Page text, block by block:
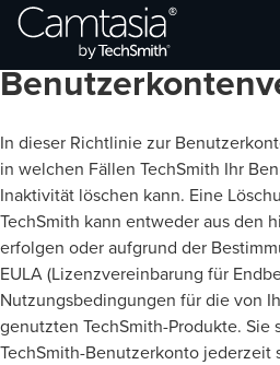
Direkt
zumRichtlinie zur
In dieser Richtlinie zur
in welchen Fällen TechSmith Ihr
Inaktivität löschen kann. Eine
TechSmith kann entweder aus den
erfolgen oder aufgrund der
EULA (Lizenzvereinbarung für
Nutzungsbedingungen für die von
genutzten TechSmith-Produkte. Sie
TechSmith-Benutzerkonto jederzeit